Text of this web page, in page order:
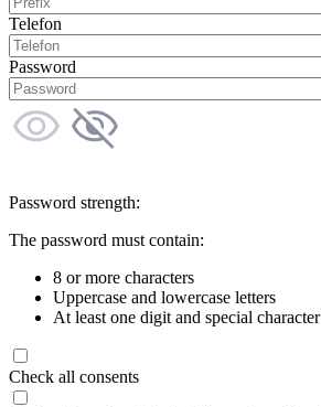
Telefon
Password
Password strength:
The password must contain:
8 or more characters
Uppercase and lowercase letters
At least one digit and special character
Check all consents